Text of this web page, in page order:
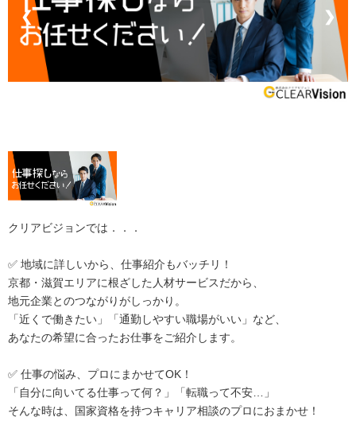
❮ ❯
クリアビジョンでは．．．
✅ 地域に詳しいから、仕事紹介もバッチリ！
京都・滋賀エリアに根ざした人材サービスだから、
地元企業とのつながりがしっかり。
「近くで働きたい」「通勤しやすい職場がいい」など、
あなたの希望に合ったお仕事をご紹介します。
✅ 仕事の悩み、プロにまかせてOK！
「自分に向いてる仕事って何？」「転職って不安…」
そんな時は、国家資格を持つキャリア相談のプロにおまかせ！